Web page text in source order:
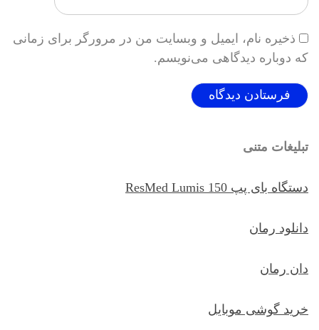
ذخیره نام، ایمیل و وبسایت من در مرورگر برای زمانی
که دوباره دیدگاهی می‌نویسم.
تبلیغات متنی
دستگاه بای پپ ResMed Lumis 150
دانلود رمان
دان رمان
خرید گوشی موبایل